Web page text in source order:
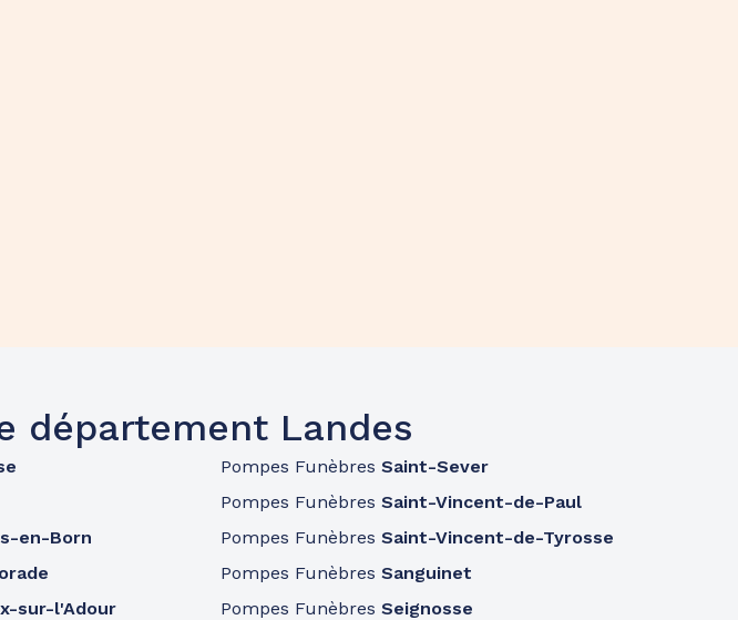
département Landes
en-Born
sur-l'Adour
Pompes FunèbresSaint-Sever
Pompes FunèbresSaint-Vincent-de-Paul
Pompes FunèbresSaint-Vincent-de-Tyrosse
Pompes FunèbresSanguinet
Pompes FunèbresSeignosse